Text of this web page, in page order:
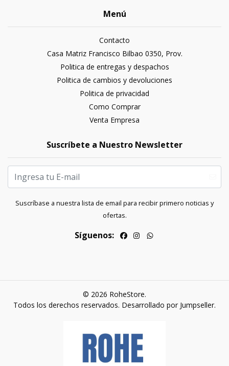
Menú
Contacto
Casa Matriz Francisco Bilbao 0350, Prov.
Politica de entregas y despachos
Politica de cambios y devoluciones
Politica de privacidad
Como Comprar
Venta Empresa
Suscríbete a Nuestro Newsletter
Suscríbase a nuestra lista de email para recibir primero noticias y
ofertas.
Síguenos:
© 2026 RoheStore.
Todos los derechos reservados. Desarrollado por Jumpseller.